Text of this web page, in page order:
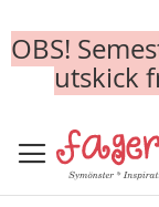
OBS!
utskick
to
Content